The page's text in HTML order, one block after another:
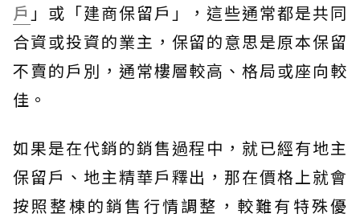
戶 」或「建商保留戶」，這些通常都是共同
合資或投資的業主，保留的意思是原本保留
不賣的戶別，通常樓層較高、格局或座向較
佳。
如果是在代銷的銷售過程中，就已經有地主
保留戶、地主精華戶釋出，那在價格上就會
按照整棟的銷售行情調整，較難有特殊優